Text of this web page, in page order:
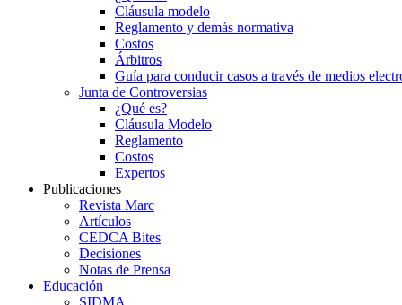
Cláusula modelo
Reglamento y demás normativa
Costos
Árbitros
Guía para conducir casos a través de medios
Junta de Controversias
¿Qué es?
Cláusula Modelo
Reglamento
Costos
Expertos
Publicaciones
Revista Marc
Artículos
CEDCA Bites
Decisiones
Notas de Prensa
Educación
SIDMA